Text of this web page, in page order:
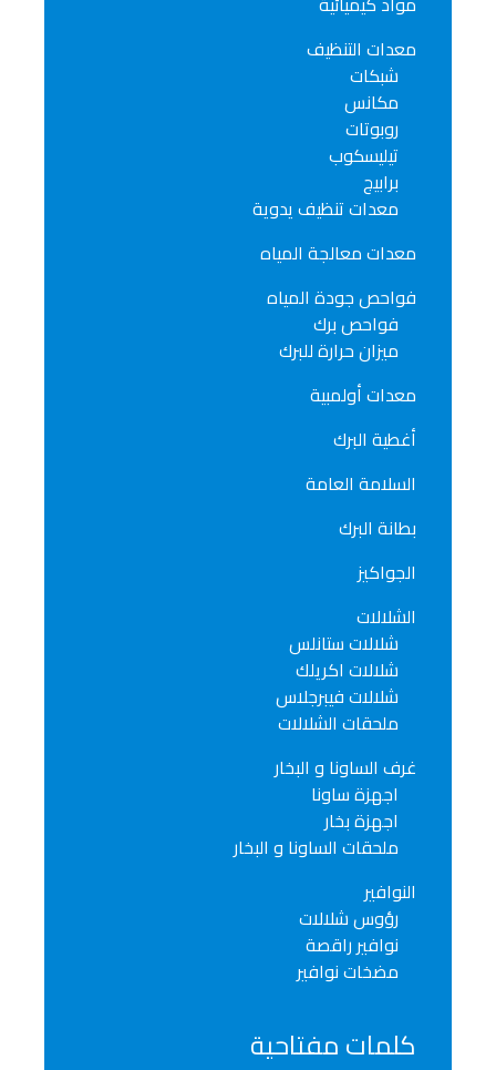
معدات التنظيف
تيليسكوب
معدات تنظيف يدوية
معدات معالجة المياه
فواحص جودة المياه
فواحص برك
ميزان حرارة للبرك
معدات أولمبية
أغطية البرك
السلامة العامة
بطانة البرك
شلالات ستانلس
شلالات اكريلك
شلالات فيبرجلاس
ملحقات الشلالات
غرف الساونا و البخار
اجهزة ساونا
اجهزة بخار
ملحقات الساونا و البخار
رؤوس شلالات
نوافير راقصة
مضخات نوافير
كلمات مفتاحية